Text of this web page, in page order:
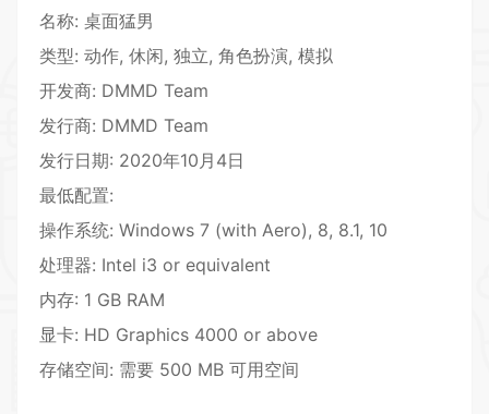
名称: 桌面猛男
类型: 动作, 休闲, 独立, 角色扮演, 模拟
开发商: DMMD Team
发行商: DMMD Team
发行日期: 2020年10月4日
最低配置:
操作系统: Windows 7 (with Aero), 8, 8.1, 10
处理器: Intel i3 or equivalent
内存: 1 GB RAM
显卡: HD Graphics 4000 or above
存储空间: 需要 500 MB 可用空间